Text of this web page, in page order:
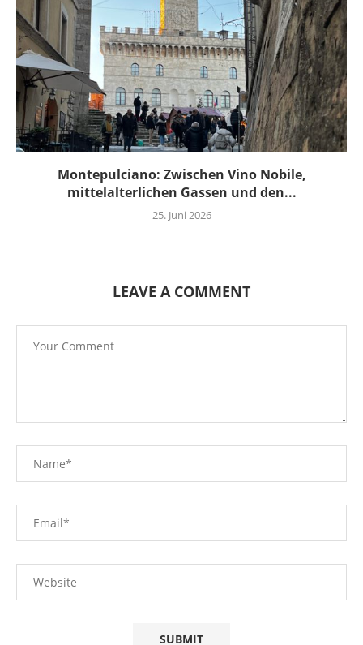
Montepulciano: Zwischen Vino Nobile,
mittelalterlichen Gassen und den...
25. Juni 2026
LEAVE A COMMENT